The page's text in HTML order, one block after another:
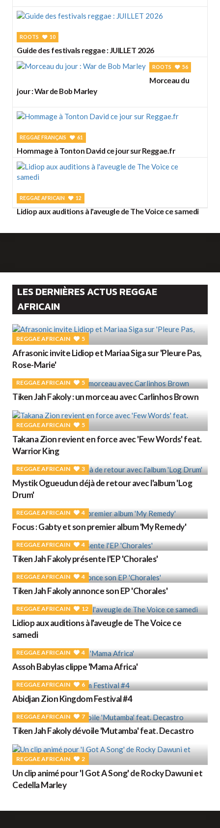
ROOTS 10
Guide des festivals reggae : JUILLET 2026
ROOTS 56
Morceau du
jour : War de Bob Marley
REGGAE FRANÇAIS 61
Hommage à Tonton David ce jour sur Reggae.fr
REGGAE AFRICAIN 12
Lidiop aux auditions à l'aveugle de The Voice ce samedi
LES DERNIÈRES ACTUS REGGAE
AFRICAIN
REGGAE AFRICAIN 5
Afrasonic invite Lidiop et Mariaa Siga sur 'Pleure Pas,
Rose-Marie'
REGGAE AFRICAIN 5
Tiken Jah Fakoly : un morceau avec Carlinhos Brown
REGGAE AFRICAIN 5
Takana Zion revient en force avec 'Few Words' feat.
Warrior King
REGGAE AFRICAIN 3
Mystik Ogueudun déjà de retour avec l'album 'Log
Drum'
REGGAE AFRICAIN 4
Focus : Gabty et son premier album 'My Remedy'
REGGAE AFRICAIN 4
Tiken Jah Fakoly présente l'EP 'Chorales'
REGGAE AFRICAIN 4
Tiken Jah Fakoly annonce son EP 'Chorales'
REGGAE AFRICAIN 12
Lidiop aux auditions à l'aveugle de The Voice ce
samedi
REGGAE AFRICAIN 4
Assoh Babylas clippe 'Mama Africa'
REGGAE AFRICAIN 6
Abidjan Zion Kingdom Festival #4
REGGAE AFRICAIN 7
Tiken Jah Fakoly dévoile 'Mutamba' feat. Decastro
REGGAE AFRICAIN 2
Un clip animé pour 'I Got A Song' de Rocky Dawuni et
Cedella Marley